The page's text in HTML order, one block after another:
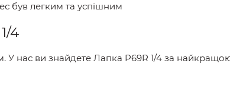
був легким та успішним
4
У нас ви знайдете Лапка P69R 1/4 за